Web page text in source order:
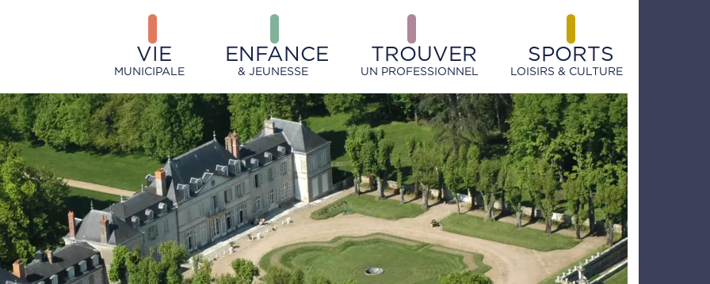
VIE
MUNICIPALE
ENFANCE
& JEUNESSE
TROUVER
UN PROFESSIONNEL
SPORTS
LOISIRS & CULTURE